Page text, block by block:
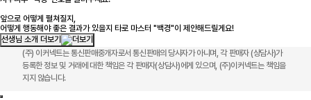
앞으로 어떻게 펼쳐질지,
어떻게 행동해야 좋은 결과가 있을지 타로 마스터 "백경"이 제안해드릴게요!
선생님 소개 더보기
(주) 이커넥트는 통신판매중개자로서 통신판매의 당사자가 아니며, 각 판매자 (상담사)가
등록한 정보 및 거래에 대한 책임은 각 판매자(상담사)에게 있으며, (주)이커넥트는 책임을
지지 않습니다.